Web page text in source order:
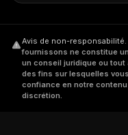
Avis de non-responsabilité.
fournissons ne constitue
un conseil juridique ou
des fins sur lesquelles
confiance en notre
discrétion.